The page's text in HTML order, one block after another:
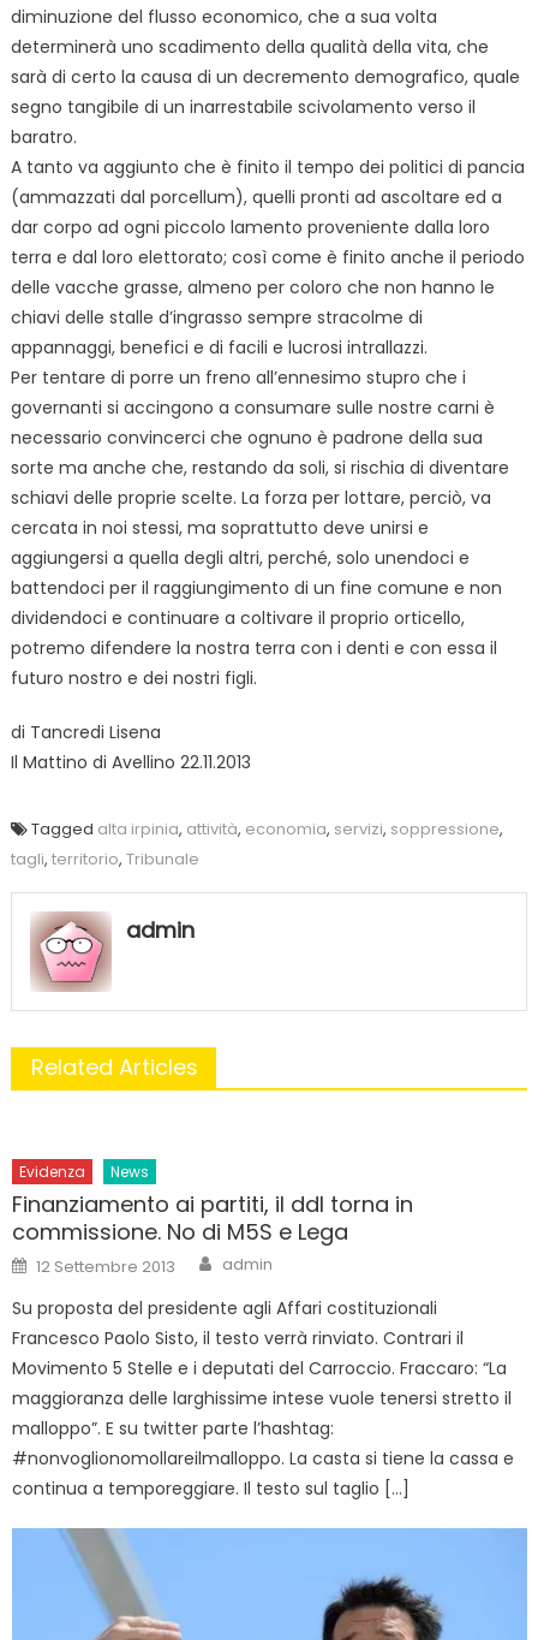
diminuzione del flusso economico, che a sua volta
determinerà uno scadimento della qualità della vita, che
sarà di certo la causa di un decremento demografico, quale
segno tangibile di un inarrestabile scivolamento verso il
baratro.
A tanto va aggiunto che è finito il tempo dei politici di pancia
(ammazzati dal porcellum), quelli pronti ad ascoltare ed a
dar corpo ad ogni piccolo lamento proveniente dalla loro
terra e dal loro elettorato; così come è finito anche il periodo
delle vacche grasse, almeno per coloro che non hanno le
chiavi delle stalle d’ingrasso sempre stracolme di
appannaggi, benefici e di facili e lucrosi intrallazzi.
Per tentare di porre un freno all’ennesimo stupro che i
governanti si accingono a consumare sulle nostre carni è
necessario convincerci che ognuno è padrone della sua
sorte ma anche che, restando da soli, si rischia di diventare
schiavi delle proprie scelte. La forza per lottare, perciò, va
cercata in noi stessi, ma soprattutto deve unirsi e
aggiungersi a quella degli altri, perché, solo unendoci e
battendoci per il raggiungimento di un fine comune e non
dividendoci e continuare a coltivare il proprio orticello,
potremo difendere la nostra terra con i denti e con essa il
futuro nostro e dei nostri figli.
di Tancredi Lisena
Il Mattino di Avellino 22.11.2013
Tagged alta irpinia, attività, economia, servizi, soppressione,
tagli, territorio, Tribunale
admin
Related Articles
Evidenza News
Finanziamento ai partiti, il ddl torna in
commissione. No di M5S e Lega
Posted
on
12 Settembre 2013 Author
admin
Su proposta del presidente agli Affari costituzionali
Francesco Paolo Sisto, il testo verrà rinviato. Contrari il
Movimento 5 Stelle e i deputati del Carroccio. Fraccaro: “La
maggioranza delle larghissime intese vuole tenersi stretto il
malloppo”. E su twitter parte l’hashtag:
#nonvoglionomollareilmalloppo. La casta si tiene la cassa e
continua a temporeggiare. Il testo sul taglio […]